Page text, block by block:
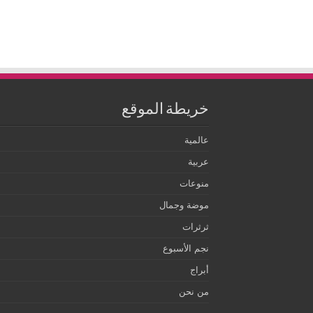
خريطة الموقع
عالمية
عربية
منوعات
موضة وجمال
ثرثرات
نجم الأسبوع
أبراج
من نحن